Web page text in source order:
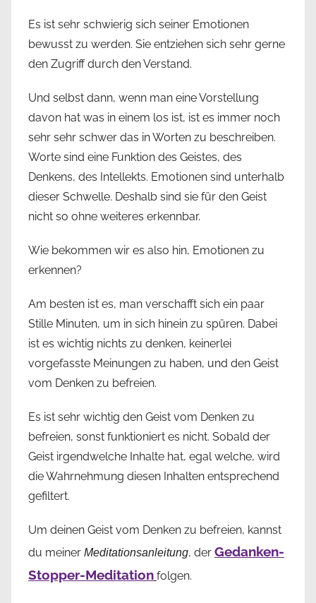
Es ist sehr schwierig sich seiner Emotionen
bewusst zu werden. Sie entziehen sich sehr gerne
den Zugriff durch den Verstand.
Und selbst dann, wenn man eine Vorstellung
davon hat was in einem los ist, ist es immer noch
sehr sehr schwer das in Worten zu beschreiben.
Worte sind eine Funktion des Geistes, des
Denkens, des Intellekts. Emotionen sind unterhalb
dieser Schwelle. Deshalb sind sie für den Geist
nicht so ohne weiteres erkennbar.
Wie bekommen wir es also hin, Emotionen zu
erkennen?
Am besten ist es, man verschafft sich ein paar
Stille Minuten, um in sich hinein zu spüren. Dabei
ist es wichtig nichts zu denken, keinerlei
vorgefasste Meinungen zu haben, und den Geist
vom Denken zu befreien.
Es ist sehr wichtig den Geist vom Denken zu
befreien, sonst funktioniert es nicht. Sobald der
Geist irgendwelche Inhalte hat, egal welche, wird
die Wahrnehmung diesen Inhalten entsprechend
gefiltert.
Um deinen Geist vom Denken zu befreien, kannst
du meiner Meditationsanleitung, der Gedanken-
Stopper-Meditation folgen.